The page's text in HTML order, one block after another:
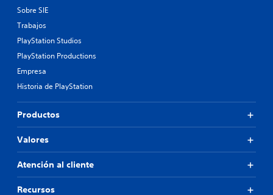
Sobre SIE
Trabajos
PlayStation Studios
PlayStation Productions
Empresa
Historia de PlayStation
Productos
Valores
Atención al cliente
Recursos